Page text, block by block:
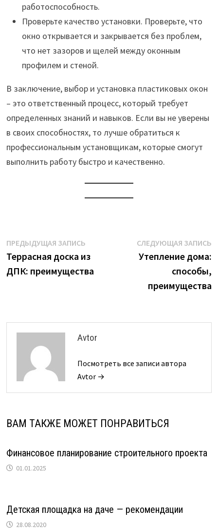
работоспособность.
Проверьте качество установки. Проверьте, что
окно открывается и закрывается без проблем,
что нет зазоров и щелей между оконным
профилем и стеной.
В заключение, выбор и установка пластиковых окон
– это ответственный процесс, который требует
определенных знаний и навыков. Если вы не уверены
в своих способностях, то лучше обратиться к
профессиональным установщикам, которые смогут
выполнить работу быстро и качественно.
Навигация
по
записям
ПРЕДЫДУЩАЯ ЗАПИСЬПредыдущая
запись:
Террасная доска из
ДПК: преимущества
СЛЕДУЮЩАЯ ЗАПИСЬ
Утепление дома:
способы,
преимущества
Avtor
Посмотреть все записи автора
Avtor →
ВАМ ТАКЖЕ МОЖЕТ ПОНРАВИТЬСЯ
Финансовое планирование строительного проекта
01.01.2025
Детская площадка на даче — рекомендации
28.08.2020